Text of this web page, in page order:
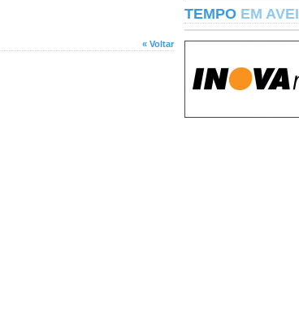
« Voltar
TEMPO EM